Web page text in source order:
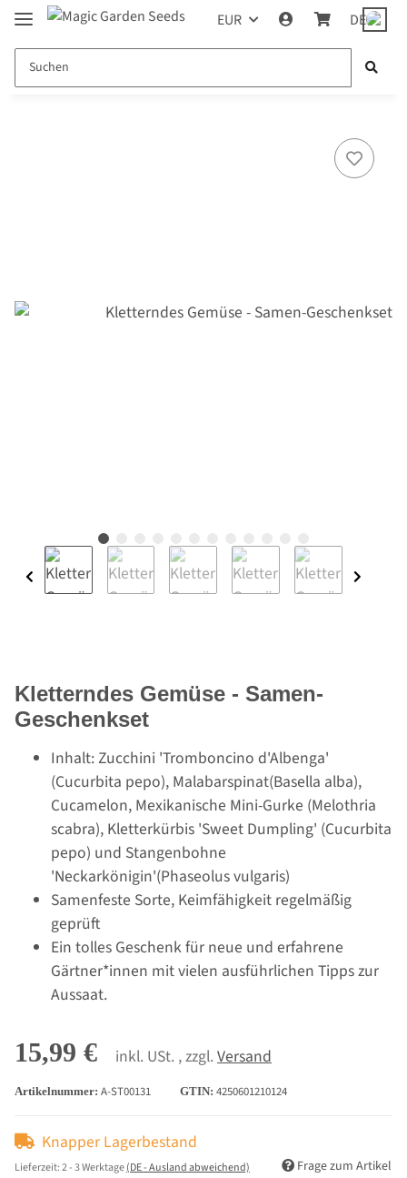
EUR DE
Kletterndes Gemüse - Samen-
Geschenkset
Inhalt: Zucchini 'Tromboncino d'Albenga'
(Cucurbita pepo), Malabarspinat(Basella alba),
Cucamelon, Mexikanische Mini-Gurke (Melothria
scabra), Kletterkürbis 'Sweet Dumpling' (Cucurbita
pepo) und Stangenbohne
'Neckarkönigin'(Phaseolus vulgaris)
Samenfeste Sorte, Keimfähigkeit regelmäßig
geprüft
Ein tolles Geschenk für neue und erfahrene
Gärtner*innen mit vielen ausführlichen Tipps zur
Aussaat.
15,99 € inkl. USt. , zzgl. Versand
Artikelnummer: A-ST00131 GTIN: 4250601210124
Knapper Lagerbestand
Lieferzeit:2 - 3 Werktage(DE - Ausland abweichend) Frage zum Artikel